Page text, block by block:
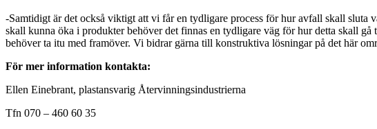
-Samtidigt är det också viktigt att vi får en tydligare process för hur avfall skall sluta
skall kunna öka i produkter behöver det finnas en tydligare väg för hur detta skall
behöver ta itu med framöver. Vi bidrar gärna till konstruktiva lösningar på det här
För mer information kontakta:
Ellen Einebrant, plastansvarig Återvinningsindustrierna
Tfn 070 – 460 60 35